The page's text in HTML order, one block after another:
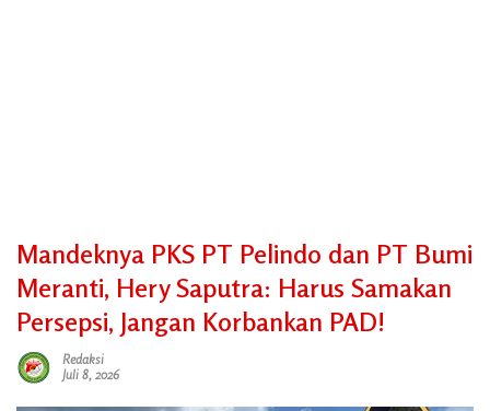
Mandeknya PKS PT Pelindo dan PT Bumi
Meranti, Hery Saputra: Harus Samakan
Persepsi, Jangan Korbankan PAD!
Redaksi
Juli 8, 2026